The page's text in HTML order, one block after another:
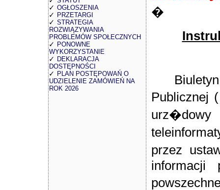
OGŁOSZENIA
PRZETARGI
STRATEGIA
ROZWIĄZYWANIA
PROBLEMÓW SPOŁECZNYCH
PONOWNE
WYKORZYSTANIE
DEKLARACJA
DOSTĘPNOŚCI
PLAN POSTĘPOWAŃ O
UDZIELENIE ZAMÓWIEŃ NA
ROK 2026
�
Publicznej
przez
informacji